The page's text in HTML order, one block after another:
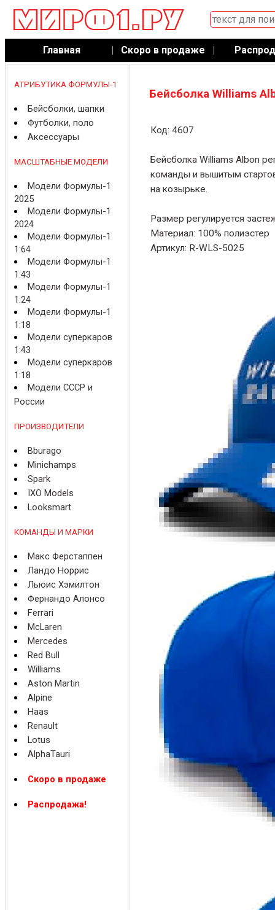
Главная | Скоро в продаже |
АТРИБУТИКА ФОРМУЛЫ-1
Бейсболки, шапки
Футболки, поло
Аксессуары
МАСШТАБНЫЕ МОДЕЛИ
Модели Формулы-1
2025
Модели Формулы-1
2024
Модели Формулы-1
1:64
Модели Формулы-1
1:43
Модели Формулы-1
1:24
Модели Формулы-1
1:18
Модели суперкаров
1:43
Модели суперкаров
1:18
Модели СССР и
России
ПРОИЗВОДИТЕЛИ
Bburago
Minichamps
Spark
IXO Models
Looksmart
КОМАНДЫ И МАРКИ
Макс Ферстаппен
Ландо Норрис
Льюис Хэмилтон
Фернандо Алонсо
Ferrari
McLaren
Mercedes
Red Bull
Williams
Aston Martin
Alpine
Haas
Renault
Lotus
AlphaTauri
Скоро в продаже
Распродажа!
Бейсболка Williams
Код: 4607
Бейсболка Williams Albon
команды и вышитым
на козырьке.
Размер регулируется
Материал: 100% полиэстер
Артикул: R-WLS-5025